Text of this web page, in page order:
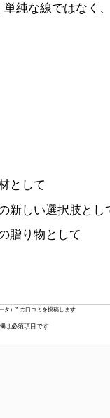
純な線ではな
として
新しい選択肢とし
贈り物として
タ）” の口コミを投稿します
は必須項目です